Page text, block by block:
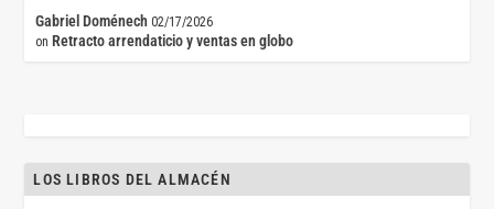
Gabriel Doménech 02/17/2026
on Retracto arrendaticio y ventas en globo
LOS LIBROS DEL ALMACÉN